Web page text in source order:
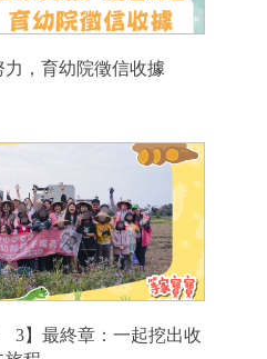
，育幼院徵信收據
3】最終章：一起挖出收